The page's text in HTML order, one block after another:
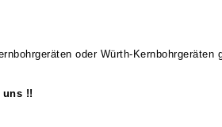
oder Würth-Kernbohrgeräten
uns !!